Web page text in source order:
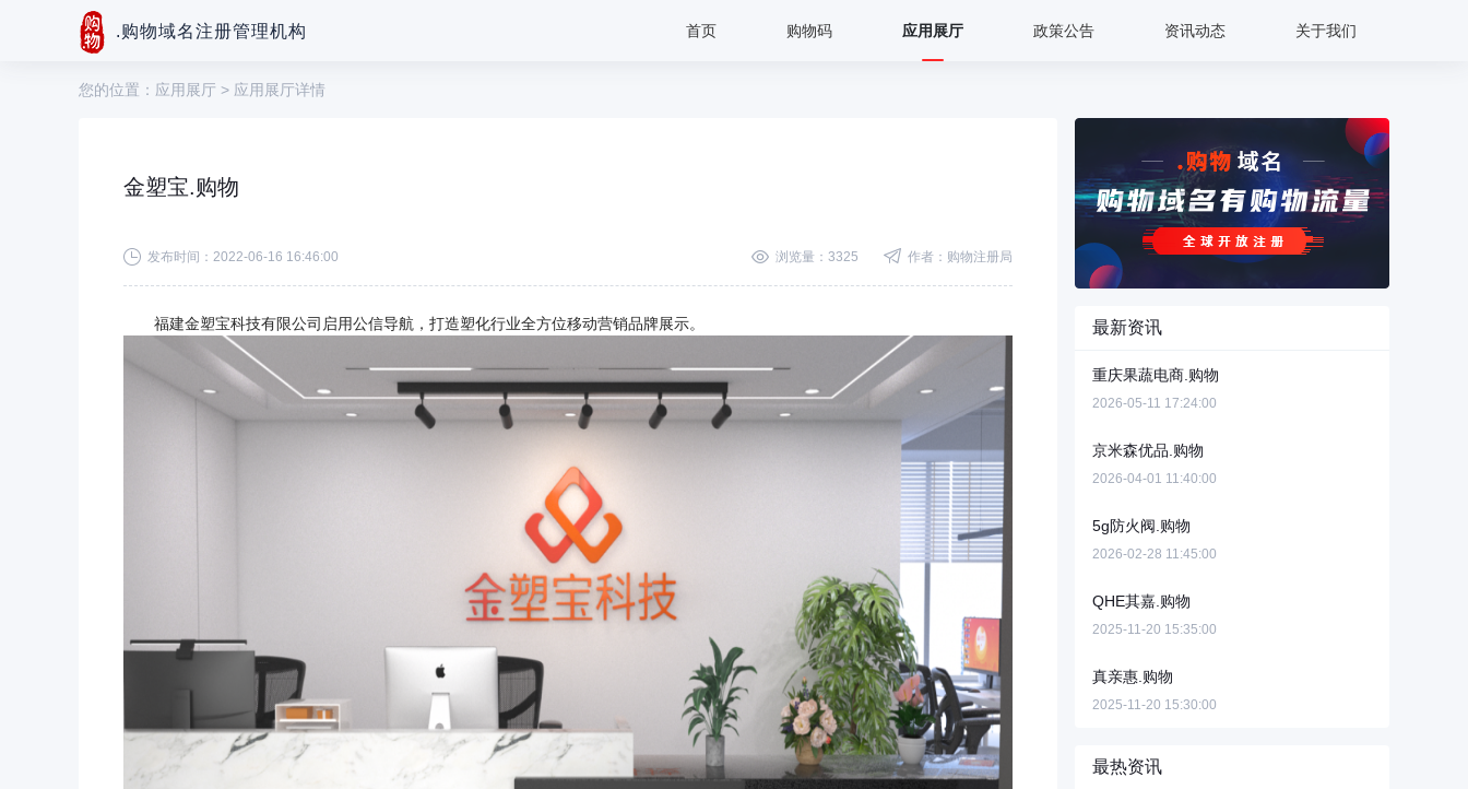
.购物域名注册管理机构 首页 购物码 应用展厅 政策公告 资讯动态 关于我们
您的位置： 应用展厅 > 应用展厅详情
金塑宝.购物
发布时间：2022-06-16 16:46:00 浏览量：3325 作者：购物注册局
福建金塑宝科技有限公司启用公信导航，打造塑化行业全方位移动营销品牌展示。 最新资讯
重庆果蔬电商.购物
2026-05-11 17:24:00
京米森优品.购物
2026-04-01 11:40:00
5g防火阀.购物
2026-02-28 11:45:00
QHE其嘉.购物
2025-11-20 15:35:00
真亲惠.购物
2025-11-20 15:30:00
最热资讯